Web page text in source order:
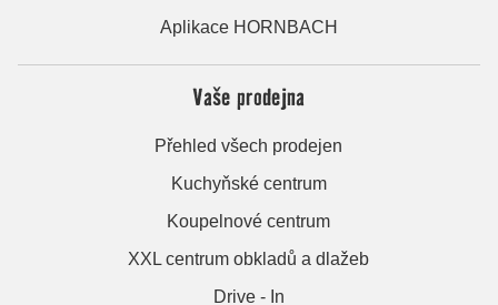
Aplikace HORNBACH
Vaše prodejna
Přehled všech prodejen
Kuchyňské centrum
Koupelnové centrum
XXL centrum obkladů a dlažeb
Drive - In